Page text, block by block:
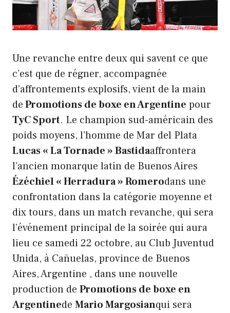
Une revanche entre deux qui savent ce que
c’est que de régner, accompagnée
d’affrontements explosifs, vient de la main
dePromotions de boxe en Argentine pour
TyC Sport. Le champion sud-américain des
poids moyens, l’homme de Mar del Plata
Lucas « La Tornade » Bastidaaffrontera
l’ancien monarque latin de Buenos Aires
Ézéchiel « Herradura » Romerodans une
confrontation dans la catégorie moyenne et
dix tours, dans un match revanche, qui sera
l’événement principal de la soirée qui aura
lieu ce samedi 22 octobre, au Club Juventud
Unida, à Cañuelas, province de Buenos
Aires, Argentine , dans une nouvelle
production de Promotions de boxe en
Argentinede Mario Margosianqui sera